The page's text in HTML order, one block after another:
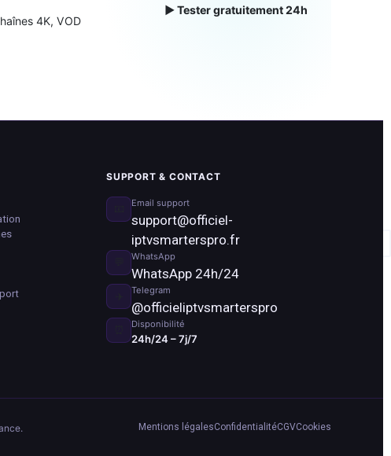
4K, VOD
▶ Tester gratuitement 24h
SUPPORT & CONTACT
Email support
support@officiel-
iptvsmarterspro.fr
WhatsApp
WhatsApp 24h/24
Telegram
@officieliptvsmarterspro
Disponibilité
24h/24 – 7j/7
Mentions légalesConfidentialitéCGVCookies